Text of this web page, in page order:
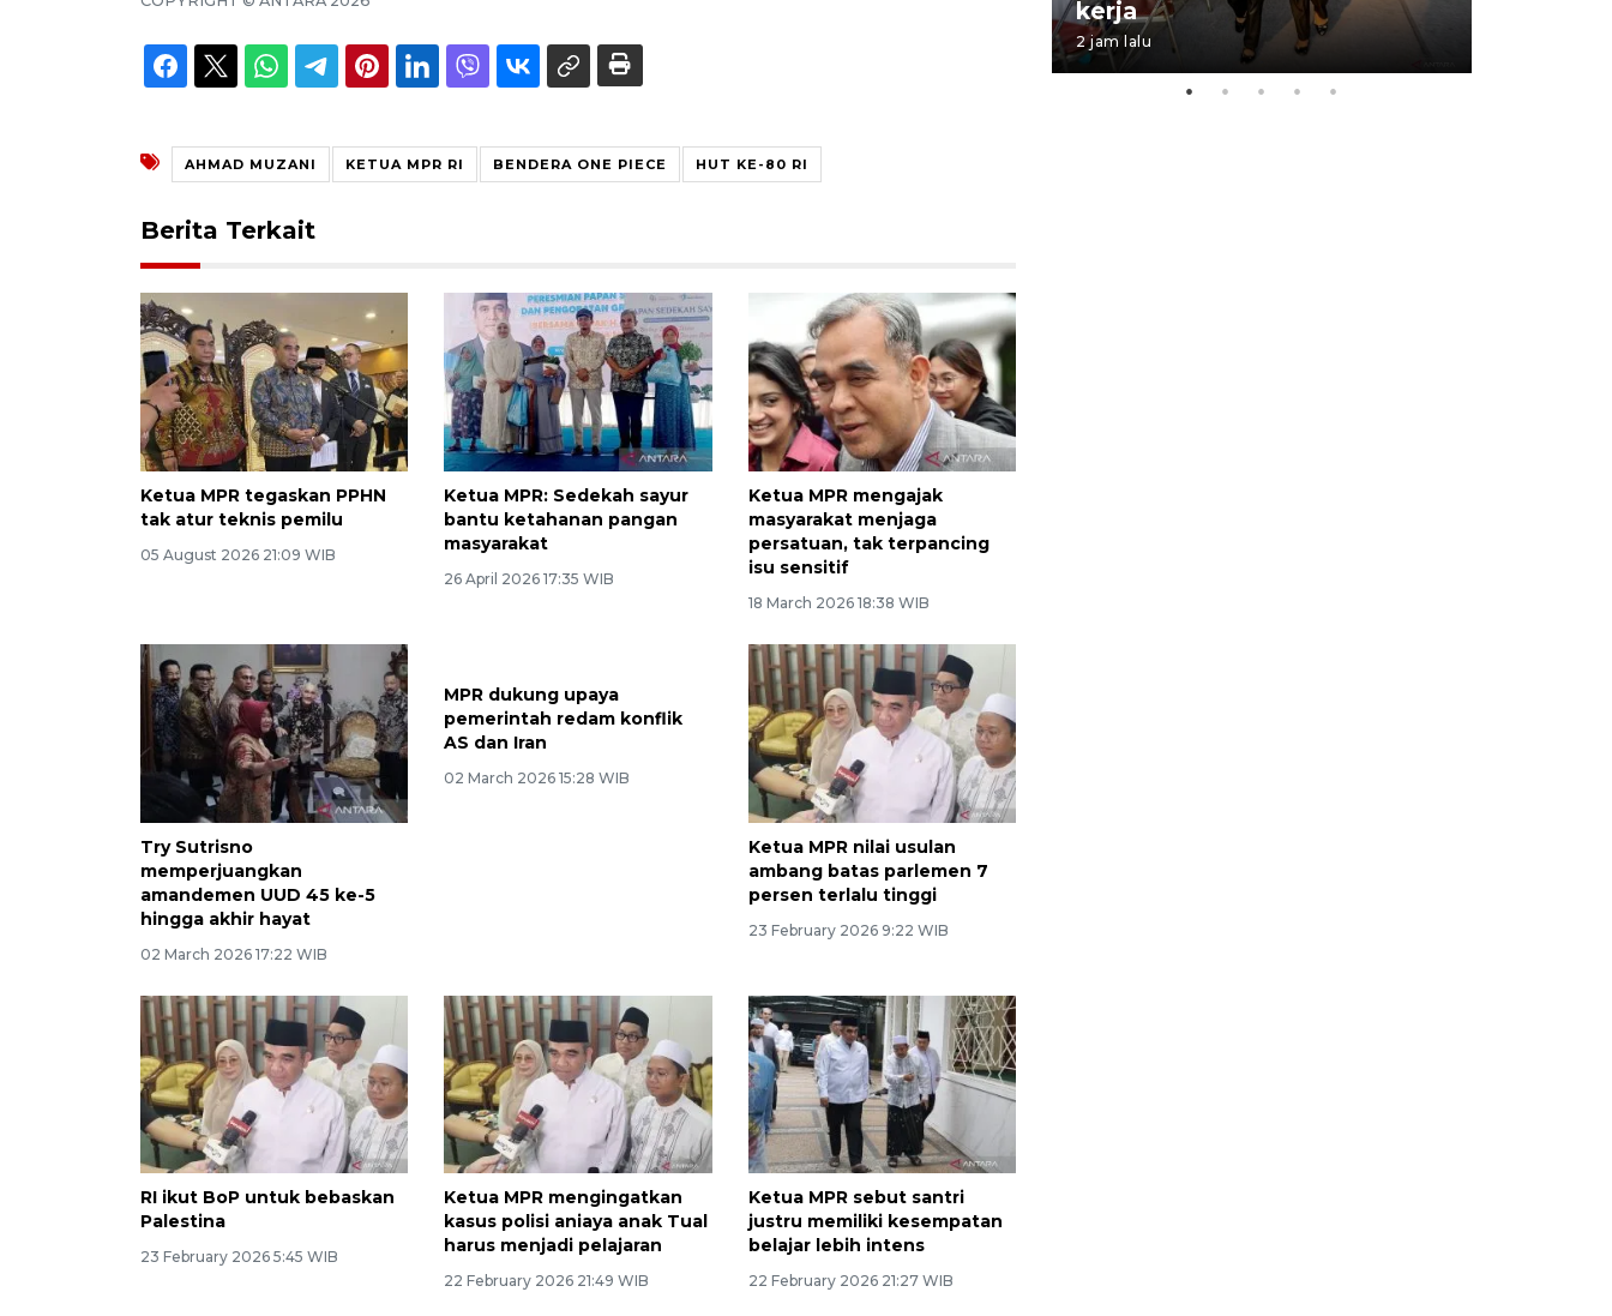
AHMAD MUZANI KETUA MPR RI BENDERA ONE PIECE HUT KE-80 RI
Berita Terkait
Ketua MPR tegaskan PPHN
tak atur teknis pemilu
05 August 2026 21:09 WIB
Ketua MPR: Sedekah sayur
bantu ketahanan pangan
masyarakat
26 April 2026 17:35 WIB
Ketua MPR mengajak
masyarakat menjaga
persatuan, tak terpancing
isu sensitif
18 March 2026 18:38 WIB
Try Sutrisno
memperjuangkan
amandemen UUD 45 ke-5
hingga akhir hayat
02 March 2026 17:22 WIB
Ketua MPR nilai usulan
ambang batas parlemen 7
persen terlalu tinggi
23 February 2026 9:22 WIB
RI ikut BoP untuk bebaskan
Palestina
23 February 2026 5:45 WIB
Ketua MPR mengingatkan
kasus polisi aniaya anak Tual
harus menjadi pelajaran
22 February 2026 21:49 WIB
Ketua MPR sebut santri
justru memiliki kesempatan
belajar lebih intens
22 February 2026 21:27 WIB
kerja
2 jam lalu